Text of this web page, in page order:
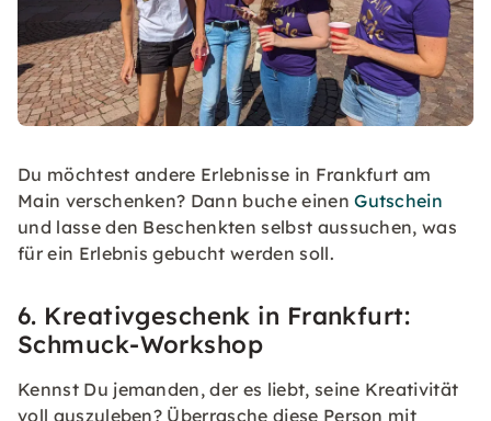
Du möchtest andere Erlebnisse in Frankfurt am
Main verschenken? Dann buche einenGutschein
und lasse den Beschenkten selbst aussuchen, was
für ein Erlebnis gebucht werden soll.
6. Kreativgeschenk in Frankfurt:
Schmuck-Workshop
Kennst Du jemanden, der es liebt, seine Kreativität
voll auszuleben? Überrasche diese Person mit